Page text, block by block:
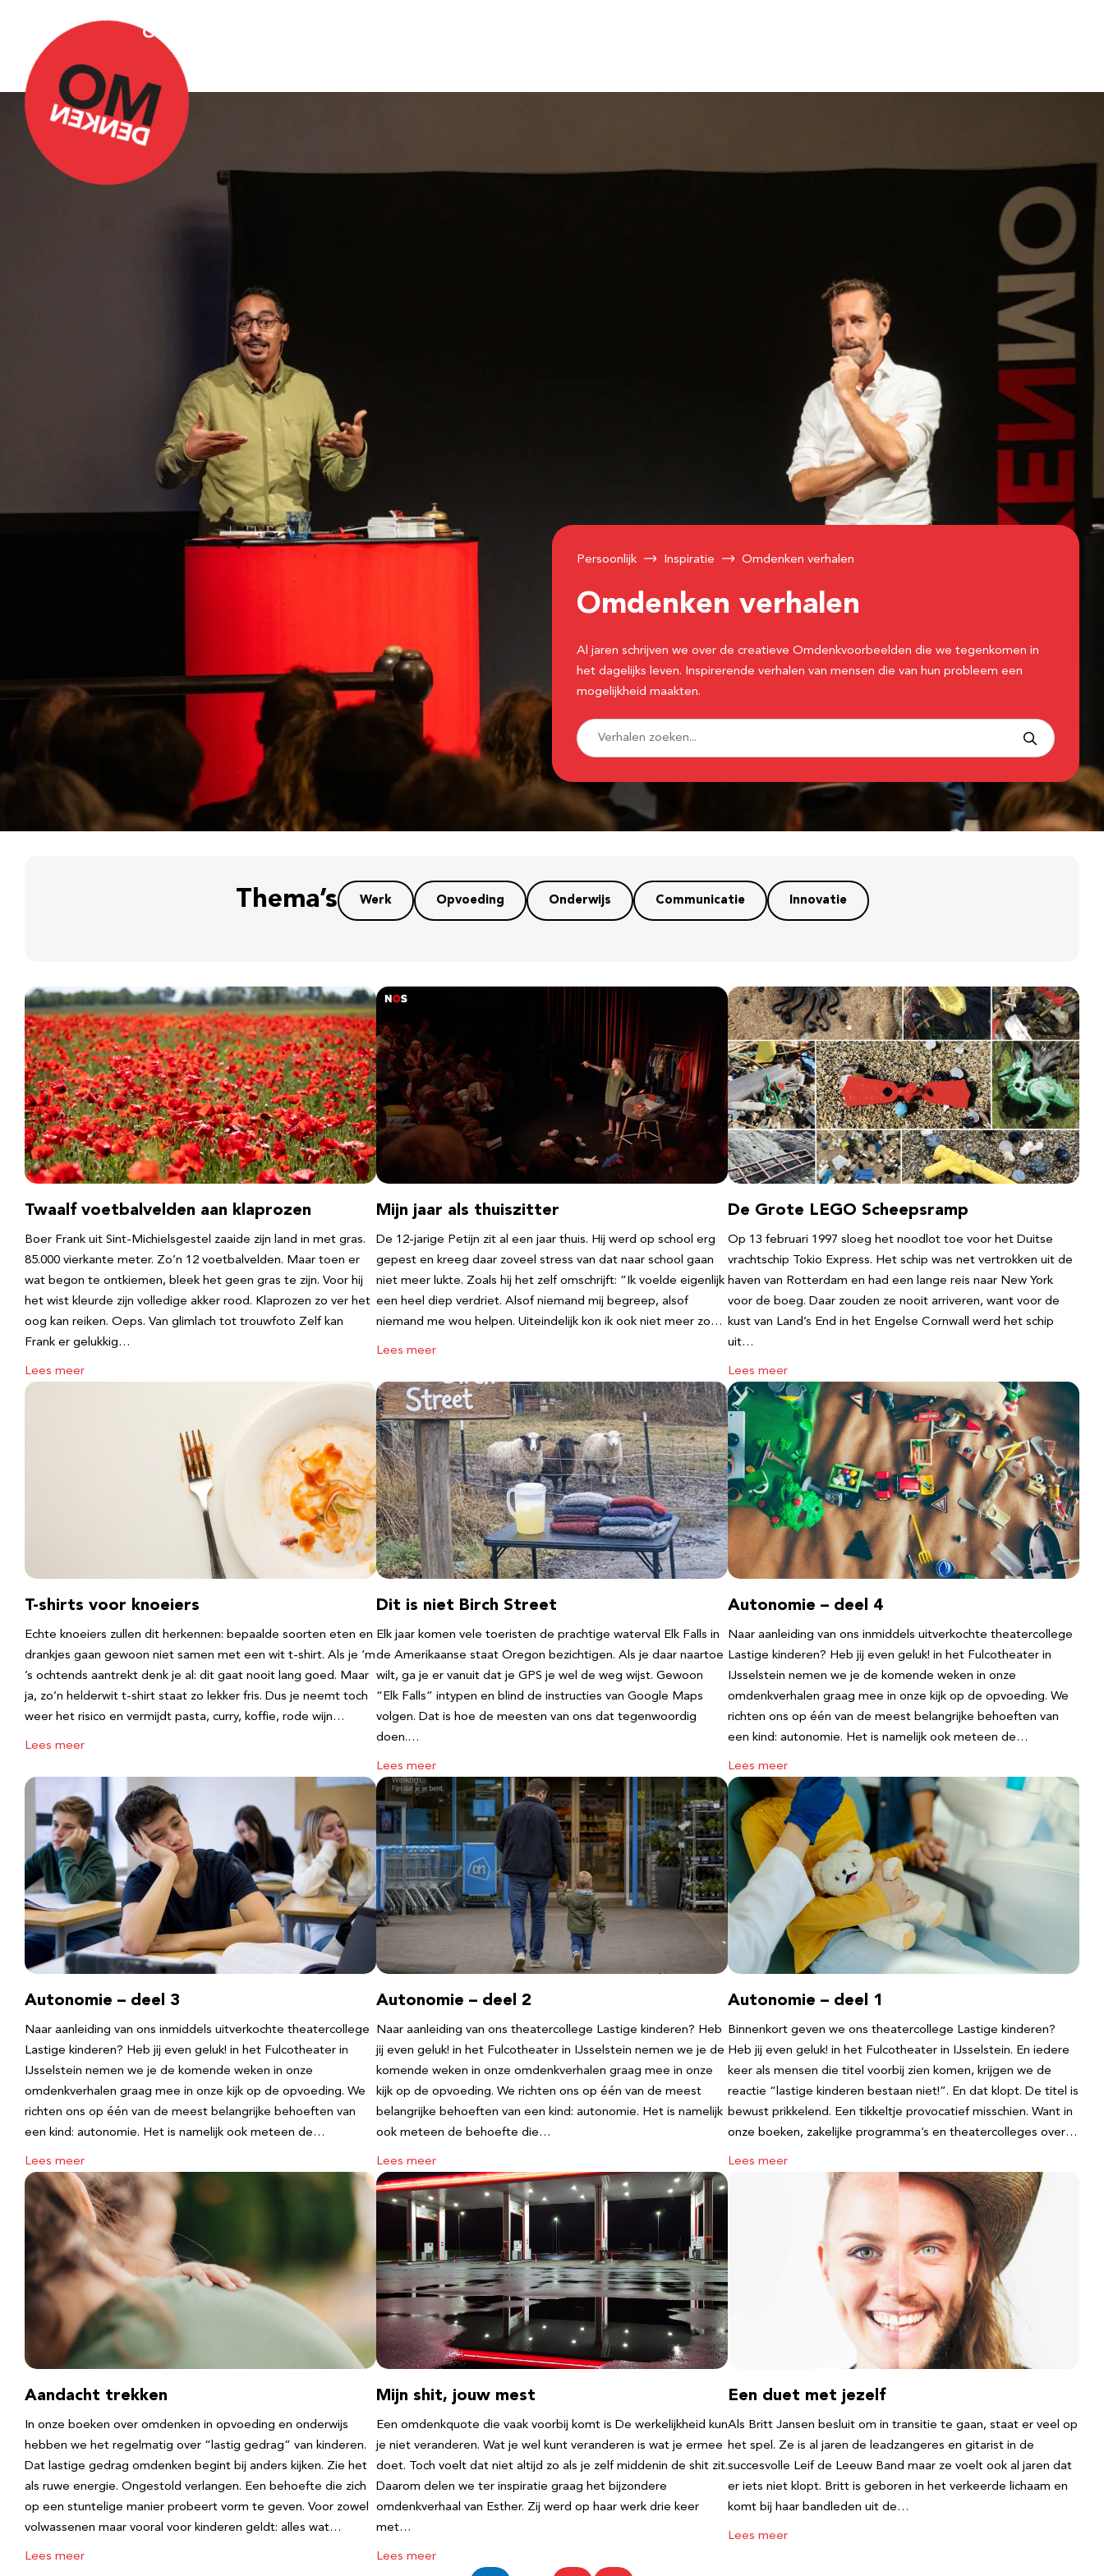
Over Omdenken
Persoonlijk Inspiratie Omdenken verhalen
Omdenken verhalen
Al jaren schrijven we over de creatieve Omdenkvoorbeelden die we tegenkomen in
het dagelijks leven. Inspirerende verhalen van mensen die van hun probleem een
mogelijkheid maakten.
Thema’s Werk Opvoeding Onderwijs Communicatie Innovatie
Twaalf voetbalvelden aan klaprozen
Boer Frank uit Sint-Michielsgestel zaaide zijn land in met gras.
85.000 vierkante meter. Zo’n 12 voetbalvelden. Maar toen er
wat begon te ontkiemen, bleek het geen gras te zijn. Voor hij
het wist kleurde zijn volledige akker rood. Klaprozen zo ver het
oog kan reiken. Oeps. Van glimlach tot trouwfoto Zelf kan
Frank er gelukkig…
Lees meer
Mijn jaar als thuiszitter
De 12-jarige Petijn zit al een jaar thuis. Hij werd op school erg
gepest en kreeg daar zoveel stress van dat naar school gaan
niet meer lukte. Zoals hij het zelf omschrijft: “Ik voelde eigenlijk
een heel diep verdriet. Alsof niemand mij begreep, alsof
niemand me wou helpen. Uiteindelijk kon ik ook niet meer zo…
Lees meer
De Grote LEGO Scheepsramp
Op 13 februari 1997 sloeg het noodlot toe voor het Duitse
vrachtschip Tokio Express. Het schip was net vertrokken uit de
haven van Rotterdam en had een lange reis naar New York
voor de boeg. Daar zouden ze nooit arriveren, want voor de
kust van Land’s End in het Engelse Cornwall werd het schip
uit…
Lees meer
T-shirts voor knoeiers
Echte knoeiers zullen dit herkennen: bepaalde soorten eten en
drankjes gaan gewoon niet samen met een wit t-shirt. Als je ‘m
’s ochtends aantrekt denk je al: dit gaat nooit lang goed. Maar
ja, zo’n helderwit t-shirt staat zo lekker fris. Dus je neemt toch
weer het risico en vermijdt pasta, curry, koffie, rode wijn…
Lees meer
Dit is niet Birch Street
Elk jaar komen vele toeristen de prachtige waterval Elk Falls in
de Amerikaanse staat Oregon bezichtigen. Als je daar naartoe
wilt, ga je er vanuit dat je GPS je wel de weg wijst. Gewoon
“Elk Falls” intypen en blind de instructies van Google Maps
volgen. Dat is hoe de meesten van ons dat tegenwoordig
doen.…
Lees meer
Autonomie – deel 4
Naar aanleiding van ons inmiddels uitverkochte theatercollege
Lastige kinderen? Heb jij even geluk! in het Fulcotheater in
IJsselstein nemen we je de komende weken in onze
omdenkverhalen graag mee in onze kijk op de opvoeding. We
richten ons op één van de meest belangrijke behoeften van
een kind: autonomie. Het is namelijk ook meteen de…
Lees meer
Autonomie – deel 3
Naar aanleiding van ons inmiddels uitverkochte theatercollege
Lastige kinderen? Heb jij even geluk! in het Fulcotheater in
IJsselstein nemen we je de komende weken in onze
omdenkverhalen graag mee in onze kijk op de opvoeding. We
richten ons op één van de meest belangrijke behoeften van
een kind: autonomie. Het is namelijk ook meteen de…
Lees meer
Autonomie – deel 2
Naar aanleiding van ons theatercollege Lastige kinderen? Heb
jij even geluk! in het Fulcotheater in IJsselstein nemen we je de
komende weken in onze omdenkverhalen graag mee in onze
kijk op de opvoeding. We richten ons op één van de meest
belangrijke behoeften van een kind: autonomie. Het is namelijk
ook meteen de behoefte die…
Lees meer
Autonomie – deel 1
Binnenkort geven we ons theatercollege Lastige kinderen?
Heb jij even geluk! in het Fulcotheater in IJsselstein. En iedere
keer als mensen die titel voorbij zien komen, krijgen we de
reactie “lastige kinderen bestaan niet!”. En dat klopt. De titel is
bewust prikkelend. Een tikkeltje provocatief misschien. Want in
onze boeken, zakelijke programma’s en theatercolleges over…
Lees meer
Aandacht trekken
In onze boeken over omdenken in opvoeding en onderwijs
hebben we het regelmatig over “lastig gedrag” van kinderen.
Dat lastige gedrag omdenken begint bij anders kijken. Zie het
als ruwe energie. Ongestold verlangen. Een behoefte die zich
op een stuntelige manier probeert vorm te geven. Voor zowel
volwassenen maar vooral voor kinderen geldt: alles wat…
Lees meer
Mijn shit, jouw mest
Een omdenkquote die vaak voorbij komt is De werkelijkheid kun
je niet veranderen. Wat je wel kunt veranderen is wat je ermee
doet. Toch voelt dat niet altijd zo als je zelf middenin de shit zit.
Daarom delen we ter inspiratie graag het bijzondere
omdenkverhaal van Esther. Zij werd op haar werk drie keer
met…
Lees meer
Een duet met jezelf
Als Britt Jansen besluit om in transitie te gaan, staat er veel op
het spel. Ze is al jaren de leadzangeres en gitarist in de
succesvolle Leif de Leeuw Band maar ze voelt ook al jaren dat
er iets niet klopt. Britt is geboren in het verkeerde lichaam en
komt bij haar bandleden uit de…
Lees meer